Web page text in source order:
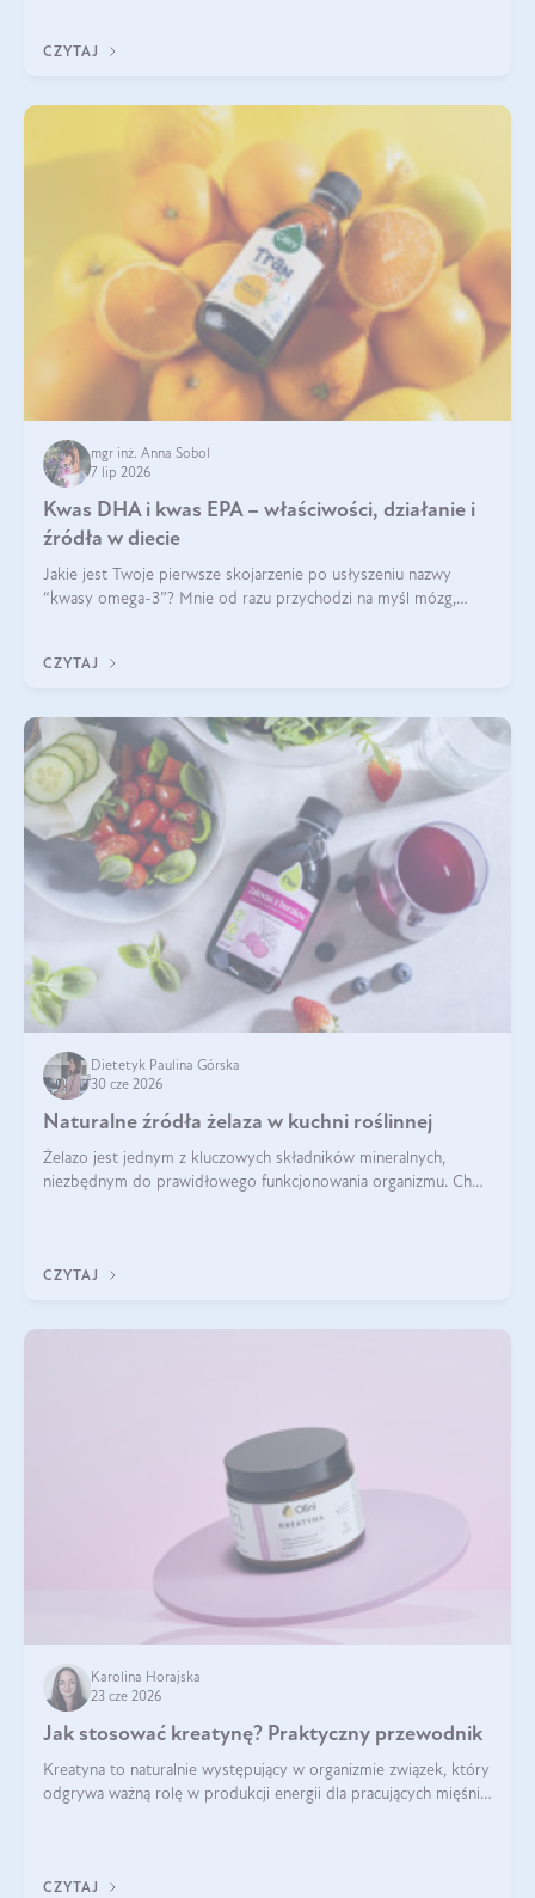
CZYTAJ
mgr inż. Anna Sobol
7 lip 2026
Kwas DHA i kwas EPA – właściwości, działanie i
źródła w diecie
Jakie jest Twoje pierwsze skojarzenie po usłyszeniu nazwy
“kwasy omega-3”? Mnie od razu przychodzi na myśl mózg,
EPA.
CZYTAJ
Dietetyk Paulina Górska
30 cze 2026
Naturalne źródła żelaza w kuchni roślinnej
Żelazo jest jednym z kluczowych składników mineralnych,
niezbędnym do prawidłowego funkcjonowania organizmu. Choć
CZYTAJ
Karolina Horajska
23 cze 2026
Jak stosować kreatynę? Praktyczny przewodnik
Kreatyna to naturalnie występujący w organizmie związek, który
odgrywa ważną rolę w produkcji energii dla pracujących mięśni.
CZYTAJ